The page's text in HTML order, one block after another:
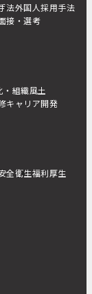
法外国人採用手法
接・選考
・組織風土
キャリア開発
全衛生福利厚生